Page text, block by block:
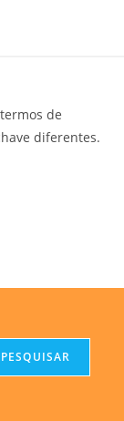
de
diferentes.
PESQUISAR